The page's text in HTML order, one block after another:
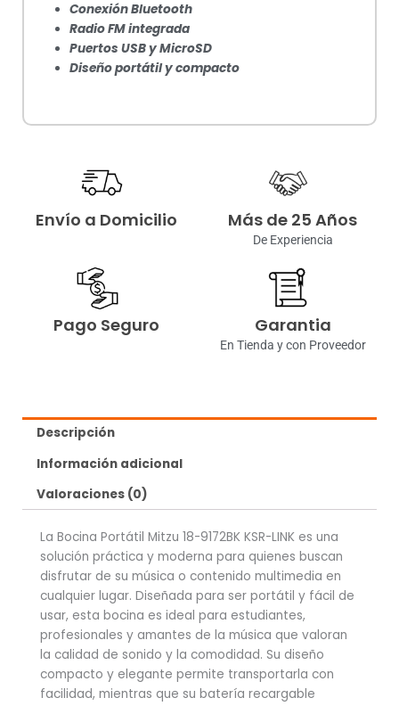
Conexión Bluetooth
Radio FM integrada
Puertos USB y MicroSD
Diseño portátil y compacto
Envío a Domicilio Más de 25 Años
De Experiencia
Pago Seguro Garantia
En Tienda y con Proveedor
Descripción
Información adicional
Valoraciones (0)
La Bocina Portátil Mitzu 18-9172BK KSR-LINK es una
solución práctica y moderna para quienes buscan
disfrutar de su música o contenido multimedia en
cualquier lugar. Diseñada para ser portátil y fácil de
usar, esta bocina es ideal para estudiantes,
profesionales y amantes de la música que valoran
la calidad de sonido y la comodidad. Su diseño
compacto y elegante permite transportarla con
facilidad, mientras que su batería recargable